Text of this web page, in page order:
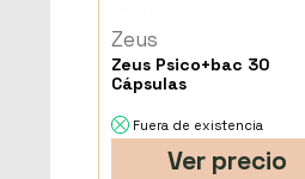
Zeus
Zeus Psico+bac 30
Cápsulas
Fuera de existencia
Ver precio